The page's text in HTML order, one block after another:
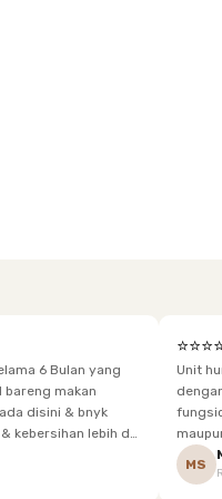
6 Bulan yang
Unit
dengan baik. Desain kamar modern,
fungsional, sehingga cocok untuk
maupun panjang.
sesuai dengan
MS